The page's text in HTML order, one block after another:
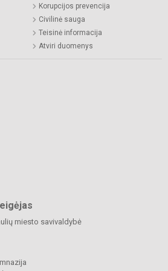
Korupcijos prevencija
Civilinė sauga
Teisinė informacija
Atviri duomenys
miesto savivaldybė